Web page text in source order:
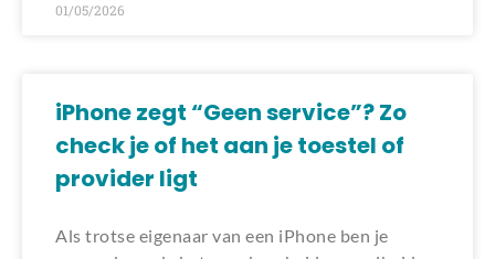
01/05/2026
iPhone zegt “Geen service”? Zo
check je of het aan je toestel of
provider ligt
Als trotse eigenaar van een iPhone ben je